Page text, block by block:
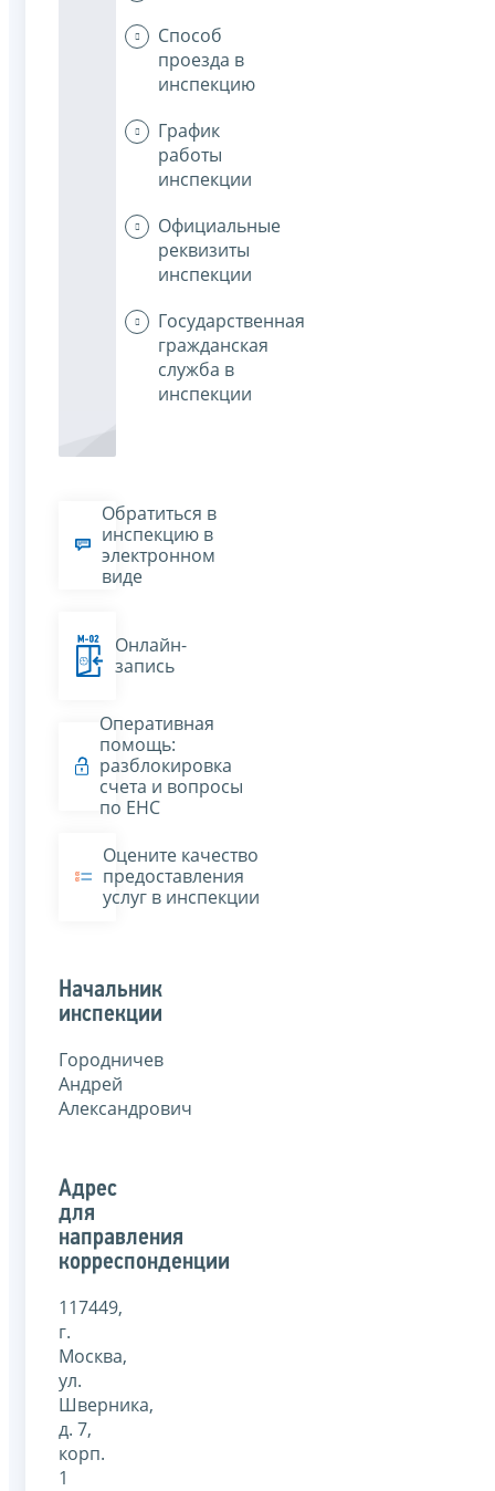
Способ
проезда в
инспекцию
График
работы
инспекции
Официальные
реквизиты
инспекции
Государственная
гражданская
служба в
инспекции
Обратиться в
инспекцию в
электронном
виде
Онлайн-
запись
Оперативная
помощь:
разблокировка
счета и вопросы
по ЕНС
Оцените качество
предоставления
услуг в инспекции
Начальник
инспекции
Городничев
Андрей
Александрович
Адрес
для
направления
корреспонденции
117449,
г.
Москва,
ул.
Шверника,
д. 7,
корп.
1